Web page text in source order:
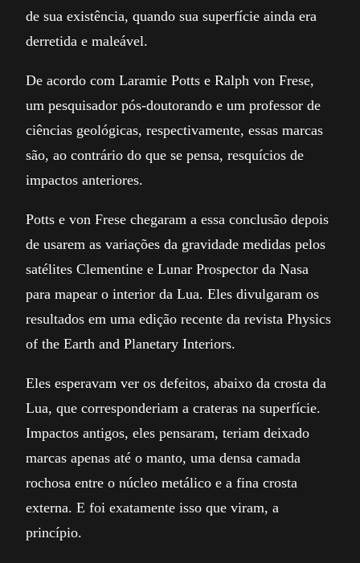
de sua existência, quando sua superfície ainda era
derretida e maleável.
De acordo com Laramie Potts e Ralph von Frese,
um pesquisador pós-doutorando e um professor de
ciências geológicas, respectivamente, essas marcas
são, ao contrário do que se pensa, resquícios de
impactos anteriores.
Potts e von Frese chegaram a essa conclusão depois
de usarem as variações da gravidade medidas pelos
satélites Clementine e Lunar Prospector da Nasa
para mapear o interior da Lua. Eles divulgaram os
resultados em uma edição recente da revista Physics
of the Earth and Planetary Interiors.
Eles esperavam ver os defeitos, abaixo da crosta da
Lua, que corresponderiam a crateras na superfície.
Impactos antigos, eles pensaram, teriam deixado
marcas apenas até o manto, uma densa camada
rochosa entre o núcleo metálico e a fina crosta
externa. E foi exatamente isso que viram, a
princípio.